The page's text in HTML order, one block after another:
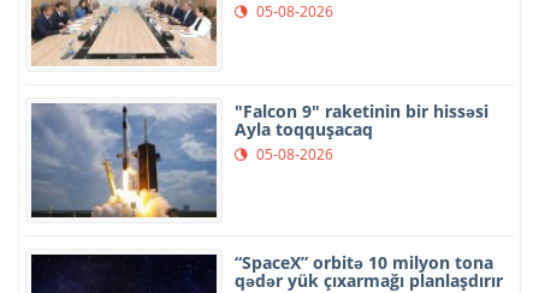
05-08-2026
"Falcon 9" raketinin bir hissəsi
Ayla toqquşacaq
05-08-2026
“SpaceX” orbitə 10 milyon tona
qədər yük çıxarmağı planlaşdırır